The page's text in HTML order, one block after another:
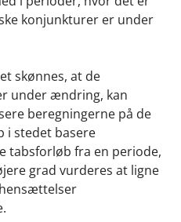
konjunkturer er under
skønnes, at de
under ændring, kan
beregningerne på de
i stedet basere
tabsforløb fra en periode,
grad vurderes at ligne